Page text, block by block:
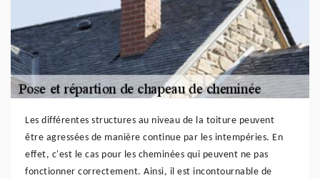
Les différentes structures au niveau de la toiture peuvent
être agressées de manière continue par les intempéries. En
effet, c'est le cas pour les cheminées qui peuvent ne pas
fonctionner correctement. Ainsi, il est incontournable de